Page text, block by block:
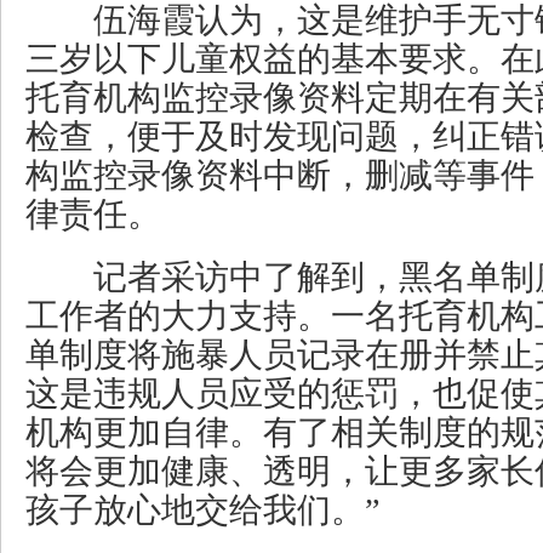
伍海霞认为，这是维护手无寸
三岁以下儿童权益的基本要求。
托育机构监控录像资料定期在有
检查，便于及时发现问题，纠正
构监控录像资料中断，删减等事
律责任。
记者采访中了解到，黑名单制
工作者的大力支持。一名托育机
单制度将施暴人员记录在册并禁
这是违规人员应受的惩罚，也促
机构更加自律。有了相关制度的
将会更加健康、透明，让更多家
孩子放心地交给我们。”